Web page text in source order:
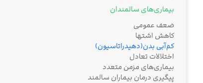
بیماری‌های سالمندان
ضعف عمومی
کاهش اشتها
کم‌آبی بدن(دهیدراتاسیون)
اختلالات تعادل
بیماری‌های مزمن متعدد
پیگیری درمان بیماران سالمند